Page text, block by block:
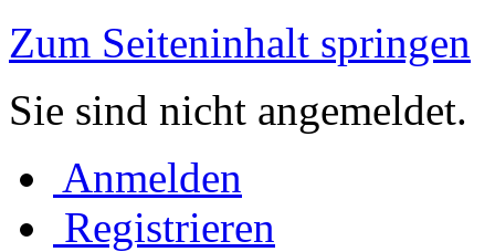
Zum Seiteninhalt springen
Sie sind nicht angemeldet.
Anmelden
Registrieren